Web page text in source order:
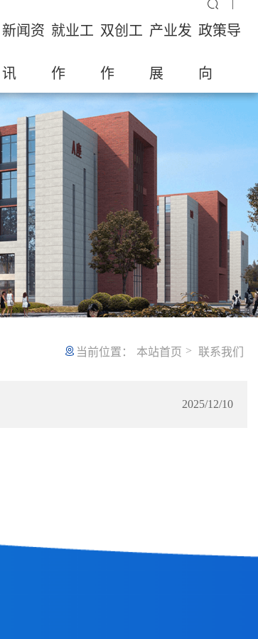
新闻资
讯
就业工
作
双创工
作
产业发
展
政策导
向
当前位置： 本站首页 > 联系我们
2025/12/10